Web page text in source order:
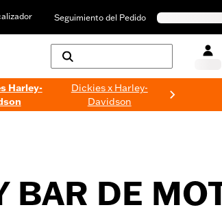
Seguimiento del Pedido
Harley-
Dickies x Harley-
Davidson
BAR DE